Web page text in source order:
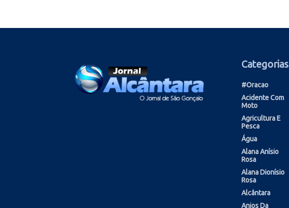
Categorias
#oracao
Acidente Com
Moto
Agricultura E
Pesca
Água
Alana Anísio
Rosa
Alana Dionísio
Rosa
Alcântara
Anjos Da